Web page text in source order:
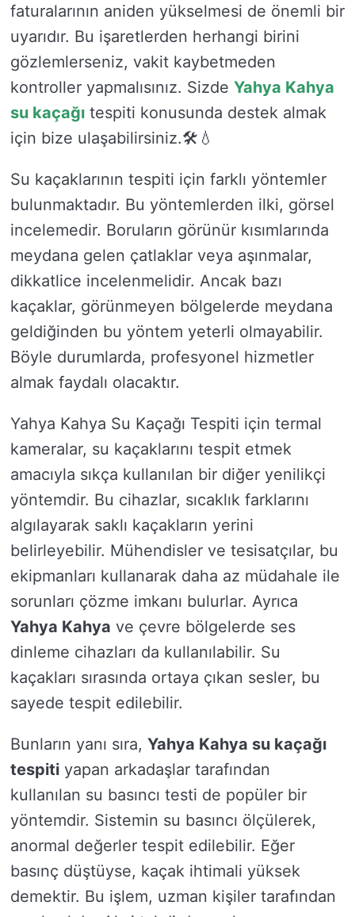
faturalarının aniden yükselmesi de önemli bir
uyarıdır. Bu işaretlerden herhangi birini
gözlemlerseniz, vakit kaybetmeden
kontroller yapmalısınız. Sizde Yahya Kahya
su kaçağı tespiti konusunda destek almak
için bize ulaşabilirsiniz.🛠️💧
Su kaçaklarının tespiti için farklı yöntemler
bulunmaktadır. Bu yöntemlerden ilki, görsel
incelemedir. Boruların görünür kısımlarında
meydana gelen çatlaklar veya aşınmalar,
dikkatlice incelenmelidir. Ancak bazı
kaçaklar, görünmeyen bölgelerde meydana
geldiğinden bu yöntem yeterli olmayabilir.
Böyle durumlarda, profesyonel hizmetler
almak faydalı olacaktır.
Yahya Kahya Su Kaçağı Tespiti için termal
kameralar, su kaçaklarını tespit etmek
amacıyla sıkça kullanılan bir diğer yenilikçi
yöntemdir. Bu cihazlar, sıcaklık farklarını
algılayarak saklı kaçakların yerini
belirleyebilir. Mühendisler ve tesisatçılar, bu
ekipmanları kullanarak daha az müdahale ile
sorunları çözme imkanı bulurlar. Ayrıca
Yahya Kahya ve çevre bölgelerde ses
dinleme cihazları da kullanılabilir. Su
kaçakları sırasında ortaya çıkan sesler, bu
sayede tespit edilebilir.
Bunların yanı sıra, Yahya Kahya su kaçağı
tespiti yapan arkadaşlar tarafından
kullanılan su basıncı testi de popüler bir
yöntemdir. Sistemin su basıncı ölçülerek,
anormal değerler tespit edilebilir. Eğer
basınç düştüyse, kaçak ihtimali yüksek
demektir. Bu işlem, uzman kişiler tarafından